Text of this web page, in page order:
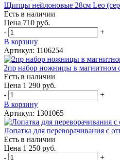
Щипцы нейлоновые 28см Leo
Есть в наличии
Цена 710 руб.
-
+
В корзину
Артикул: 1106254
2пр набор ножницы в магнитном
Есть в наличии
Цена 1 290 руб.
-
+
В корзину
Артикул: 1301065
Лопатка для переворачивания с
Есть в наличии
Цена 1 250 руб.
-
+